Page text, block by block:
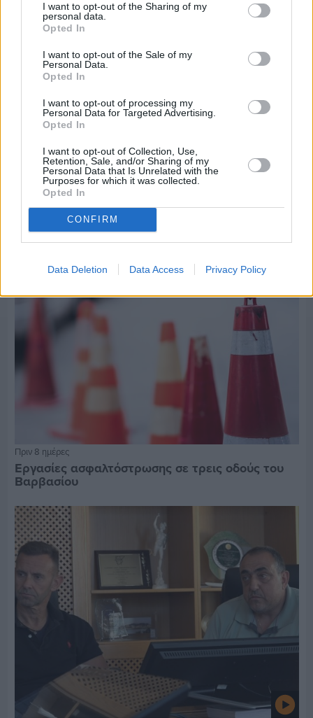
I want to opt-out of the Sharing of my
personal data.
Opted In
I want to opt-out of the Sale of my
Personal Data.
Opted In
I want to opt-out of processing my
Personal Data for Targeted Advertising.
Opted In
I want to opt-out of Collection, Use,
Retention, Sale, and/or Sharing of my
Personal Data that Is Unrelated with the
Purposes for which it was collected.
Opted In
CONFIRM
Data Deletion Data Access Privacy Policy
Πριν 8 ημέρες
Τρίτος στη σφαιροβολία στη διεθνή συνάντηση
Ελλάδας–Κύπρου Κ18 ο Δημήτρης Τέλλιος
Πριν 8 ημέρες
Εργασίες ασφαλτόστρωσης σε τρεις οδούς του
Βαρβασίου